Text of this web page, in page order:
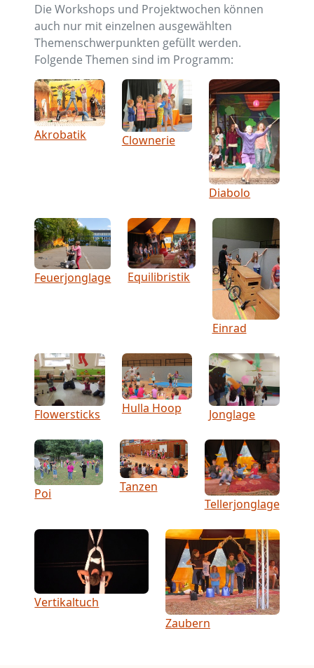
Die Workshops und Projektwochen können
auch nur mit einzelnen ausgewählten
Themenschwerpunkten gefüllt werden.
Folgende Themen sind im Programm:
Akrobatik Clownerie
Diabolo
Feuerjonglage Equilibristik
Einrad
Flowersticks Hulla Hoop Jonglage
Poi
Tanzen
Tellerjonglage
Vertikaltuch
Zaubern